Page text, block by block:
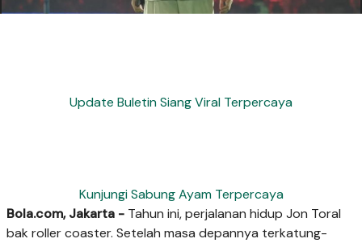
Update Buletin Siang Viral Terpercaya
Kunjungi Sabung Ayam Terpercaya
Bola.com, Jakarta - Tahun ini, perjalanan hidup Jon Toral
bak roller coaster. Setelah masa depannya terkatung-